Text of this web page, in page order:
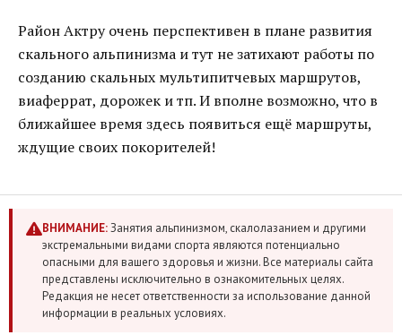
Район Актру очень перспективен в плане развития
скального альпинизма и тут не затихают работы по
созданию скальных мультипитчевых маршрутов,
виаферрат, дорожек и тп. И вполне возможно, что в
ближайшее время здесь появиться ещё маршруты,
ждущие своих покорителей!
ВНИМАНИЕ:Занятия альпинизмом, скалолазанием и другими
экстремальными видами спорта являются потенциально
опасными для вашего здоровья и жизни. Все материалы сайта
представлены исключительно в ознакомительных целях.
Редакция не несет ответственности за использование данной
информации в реальных условиях.